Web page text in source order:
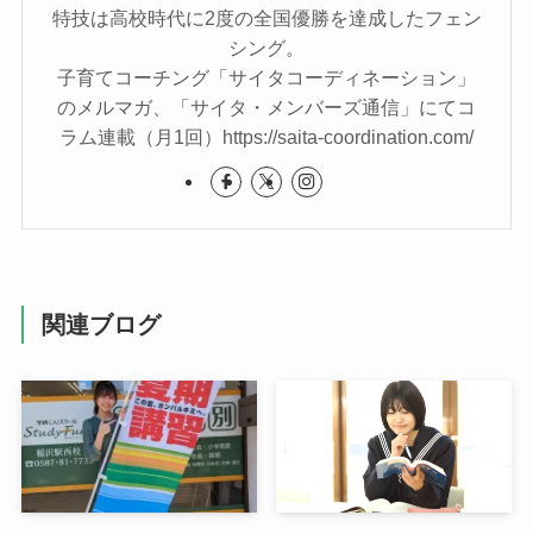
特技は高校時代に2度の全国優勝を達成したフェン
シング。
子育てコーチング「サイタコーディネーション」
のメルマガ、「サイタ・メンバーズ通信」にてコ
ラム連載（月1回）https://saita-coordination.com/
関連ブログ